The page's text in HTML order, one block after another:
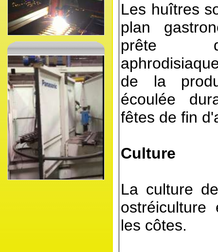
Les huîtres
plan
prête
de la
écoulée
fêtes de fin
Culture
La culture
les côtes.